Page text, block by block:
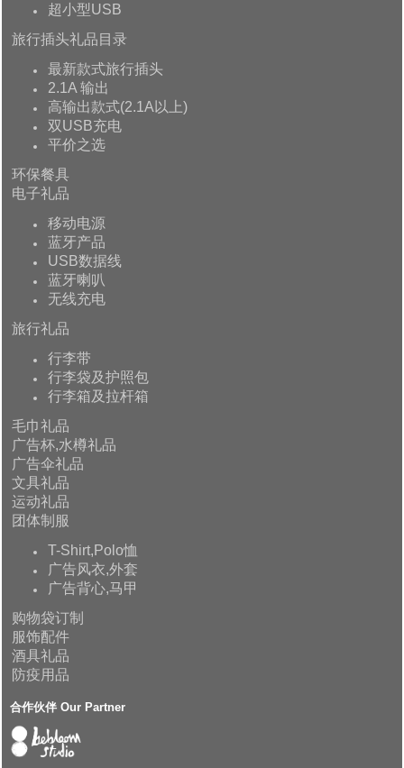
超小型USB
旅行插头礼品目录
最新款式旅行插头
2.1A 输出
高输出款式(2.1A以上)
双USB充电
平价之选
环保餐具
电子礼品
移动电源
蓝牙产品
USB数据线
蓝牙喇叭
无线充电
旅行礼品
行李带
行李袋及护照包
行李箱及拉杆箱
毛巾礼品
广告杯,水樽礼品
广告伞礼品
文具礼品
运动礼品
团体制服
T-Shirt,Polo恤
广告风衣,外套
广告背心,马甲
购物袋订制
服饰配件
酒具礼品
防疫用品
合作伙伴 Our Partner